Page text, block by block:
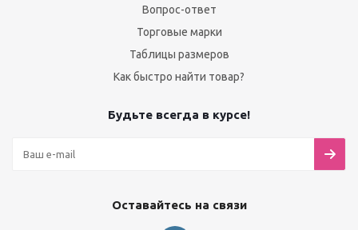
Вопрос-ответ
Торговые марки
Таблицы размеров
Как быстро найти товар?
Будьте всегда в курсе!
Оставайтесь на связи